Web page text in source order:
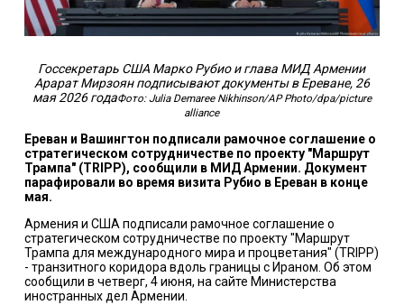
Госсекретарь США Марко Рубио и глава МИД Армении
Арарат Мирзоян подписывают документы в Ереване, 26
мая 2026 годаФото: Julia Demaree Nikhinson/AP Photo/dpa/picture
alliance
Ереван и Вашингтон подписали рамочное соглашение о
стратегическом сотрудничестве по проекту "Маршрут
Трампа" (TRIPP), сообщили в МИД Армении. Документ
парафировали во время визита Рубио в Ереван в конце
мая.
Армения и СШАподписали рамочное соглашение о
стратегическом сотрудничестве по проекту "Маршрут
Трампа для международного мира и процветания" (TRIPP)
- транзитного коридора вдоль границы с Ираном. Об этом
сообщили в четверг, 4 июня, на сайте Министерства
иностранных дел Армении.